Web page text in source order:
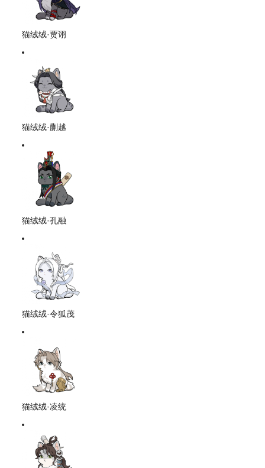
猫绒绒·贾诩
猫绒绒·蒯越
猫绒绒·孔融
猫绒绒·令狐茂
猫绒绒·凌统